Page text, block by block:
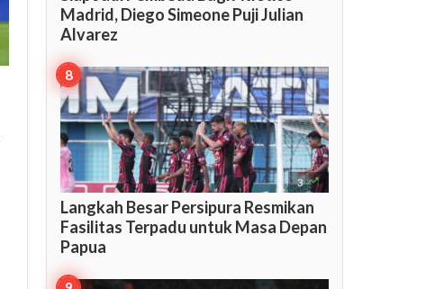
Madrid, Diego Simeone Puji Julian
Alvarez
3 
Langkah Besar Persipura Resmikan
Fasilitas Terpadu untuk Masa Depan
Papua